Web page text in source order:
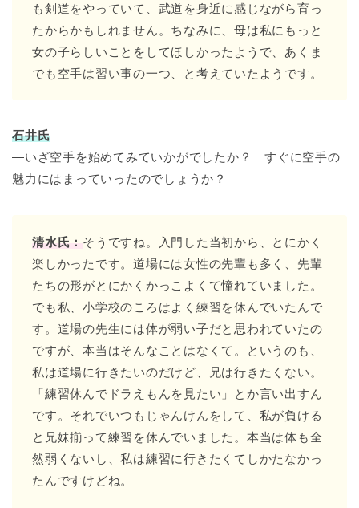
も剣道をやっていて、武道を身近に感じながら育っ
たからかもしれません。ちなみに、母は私にもっと
女の子らしいことをしてほしかったようで、あくま
でも空手は習い事の一つ、と考えていたようです。
石井氏
―いざ空手を始めてみていかがでしたか？ すぐに空手の
魅力にはまっていったのでしょうか？
清水氏： そうですね。入門した当初から、とにかく
楽しかったです。道場には女性の先輩も多く、先輩
たちの形がとにかくかっこよくて憧れていました。
でも私、小学校のころはよく練習を休んでいたんで
す。道場の先生には体が弱い子だと思われていたの
ですが、本当はそんなことはなくて。というのも、
私は道場に行きたいのだけど、兄は行きたくない。
「練習休んでドラえもんを見たい」とか言い出すん
です。それでいつもじゃんけんをして、私が負ける
と兄妹揃って練習を休んでいました。本当は体も全
然弱くないし、私は練習に行きたくてしかたなかっ
たんですけどね。